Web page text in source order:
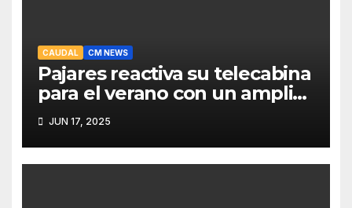
CAUDAL CM NEWS
Pajares reactiva su telecabina
para el verano con un amplio
programa de actividades
JUN 17, 2025